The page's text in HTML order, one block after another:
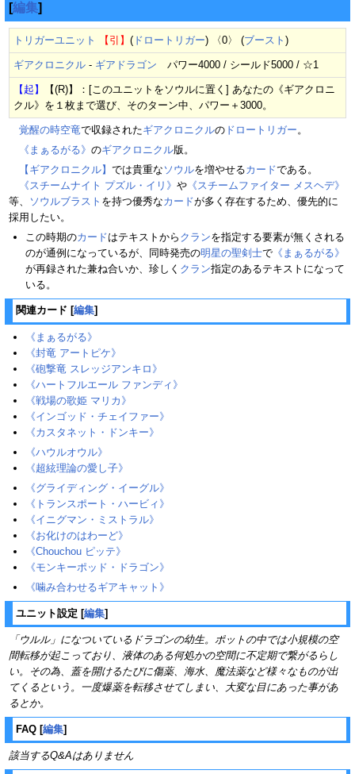
[編集]
トリガーユニット 【引】 ( ドロートリガー) 〈0〉 (ブースト )
ギアクロニクル - ギアドラゴン パワー4000 / シールド5000 / ☆1
【起】
【(R)】：[このユニットをソウルに置く] あなたの《ギアクロニ
クル》を１枚まで選び、そのターン中、パワー＋3000。
覚醒の時空竜で収録されたギアクロニクルの ドロートリガー。
《まぁるがる》 のギアクロニクル版。
【ギアクロニクル】 では貴重な ソウルを増やせるカードである。
《スチームナイト プズル・イリ》 や 《スチームファイター メスヘデ》
等、
ソウルブラスト を持つ優秀なカードが多く存在するため、優先的に
採用したい。
この時期のカードはテキストから クランを指定する要素が無くされる
のが通例になっているが、同時発売の明星の聖剣士で 《まぁるがる》
が再録された兼ね合いか、珍しく クラン指定のあるテキストになって
いる。
関連カード [編集]
《まぁるがる》
《封竜 アートピケ》
《砲撃竜 スレッジアンキロ》
《ハートフルエール ファンディ》
《戦場の歌姫 マリカ》
《インゴッド・チェイファー》
《カスタネット・ドンキー》
《ハウルオウル》
《超絃理論の愛し子》
《グライディング・イーグル》
《トランスポート・ハービィ》
《イニグマン・ミストラル》
《お化けのはわーど》
《Chouchou ピッテ》
《モンキーポッド・ドラゴン》
《噛み合わせるギアキャット》
ユニット設定 [編集]
「ウルル」になついているドラゴンの幼生。ポットの中では小規模の空
間転移が起こっており、液体のある何処かの空間に不定期で繋がるらし
い。その為、蓋を開けるたびに傷薬、海水、魔法薬など様々なものが出
てくるという。一度爆薬を転移させてしまい、大変な目にあった事があ
るとか。
FAQ [編集]
該当するQ&Aはありません